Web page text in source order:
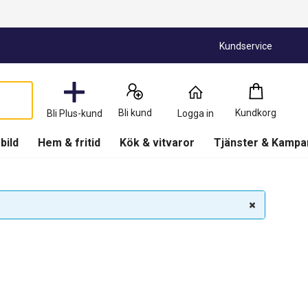
Kundservice
Bli Plus-kund Bli kund Logga in Kundkorg
Kundkorg
0
Produkter
Hem & fritid Kök & vitvaror Tjänster &